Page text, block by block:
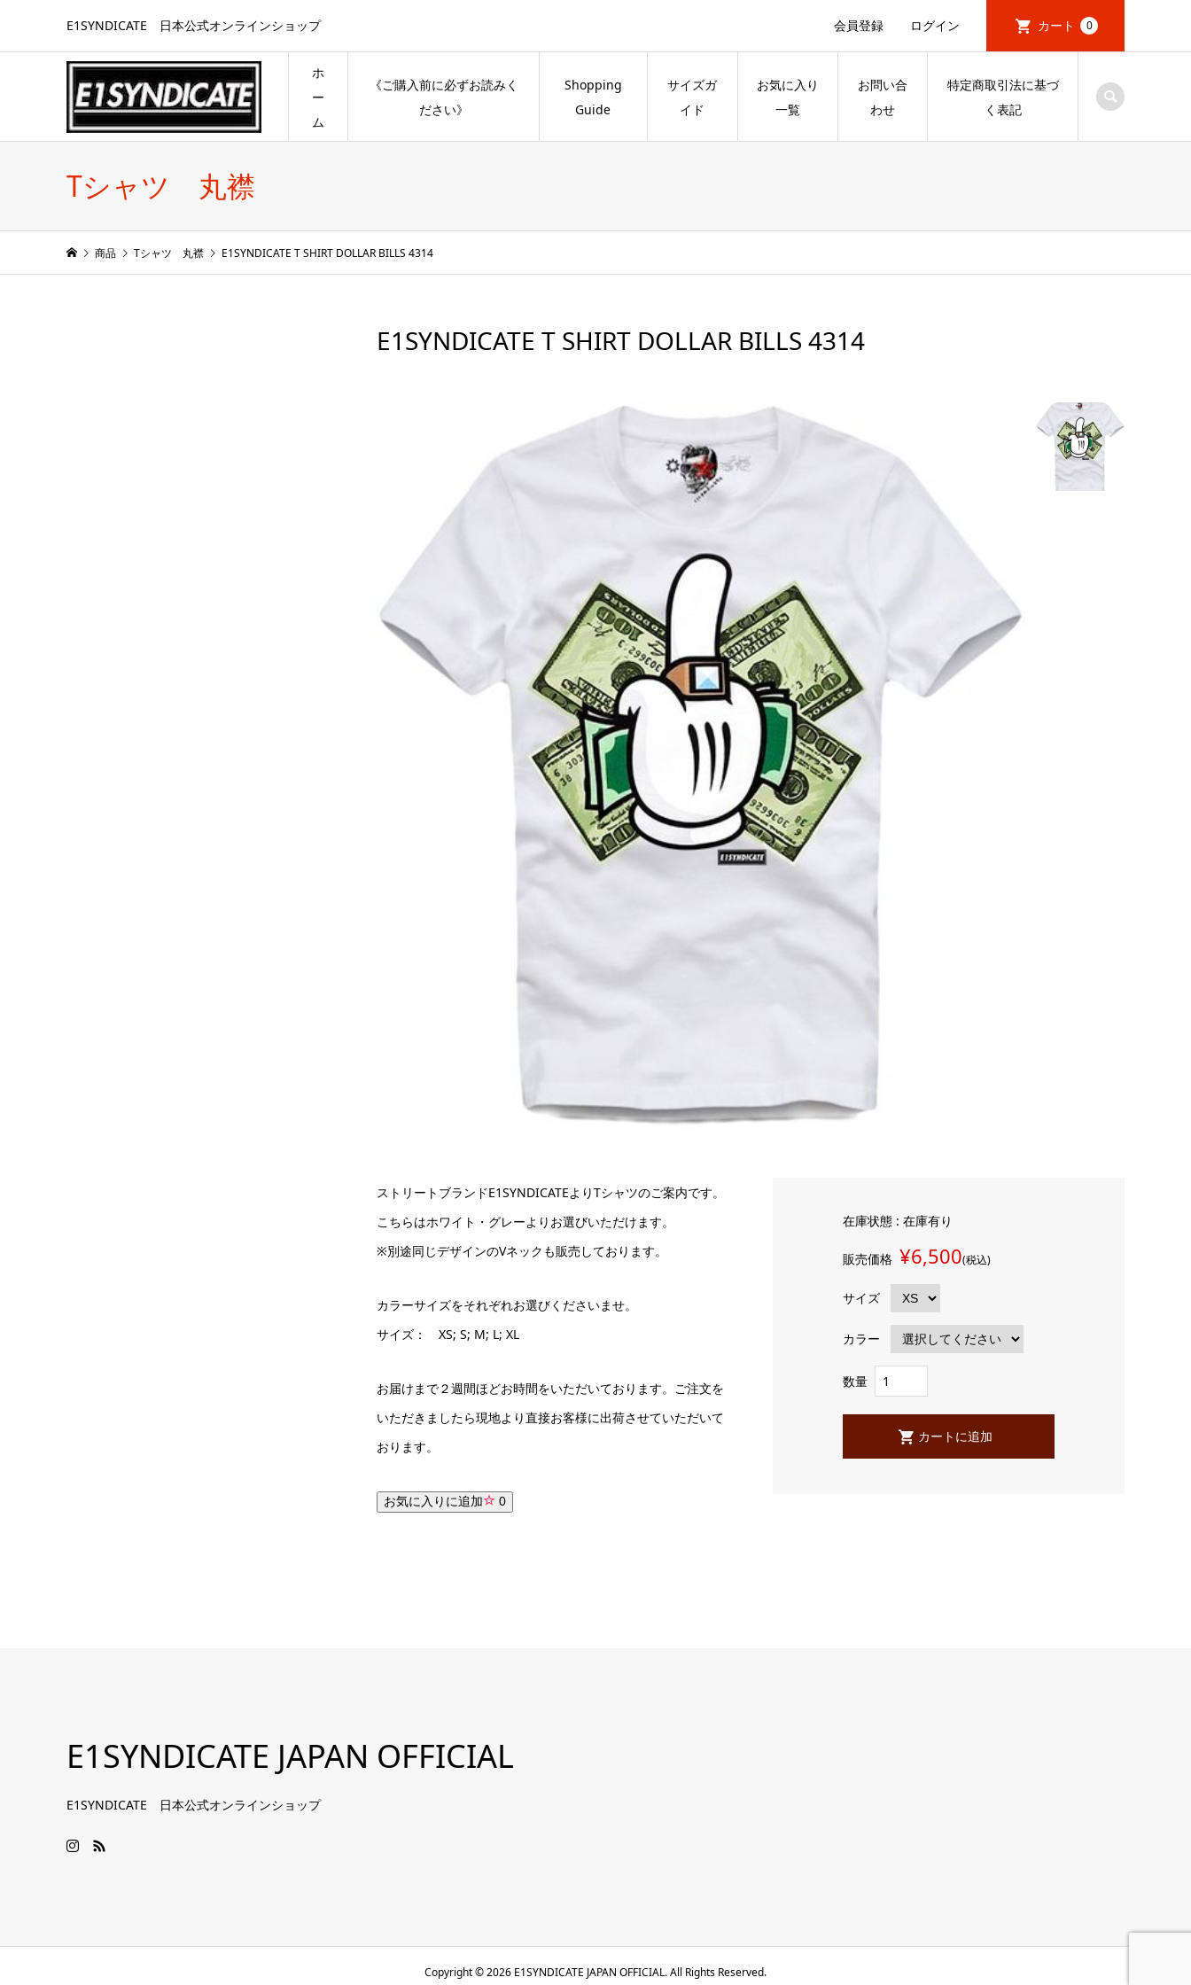
E1SYNDICATE 日本公式オンラインショップ 会員登録 ログイン カート 0
ホ
ー
ム
《ご購入前に必ずお読みく
ださい》
Shopping
Guide
サイズガ
イド
お気に入り
一覧
お問い合
わせ
特定商取引法に基づ
く表記
Tシャツ 丸襟
商品 Tシャツ 丸襟 E1SYNDICATE T SHIRT DOLLAR BILLS 4314
E1SYNDICATE T SHIRT DOLLAR BILLS 4314
ストリートブランドE1SYNDICATEよりTシャツのご案内です。
こちらはホワイト・グレーよりお選びいただけます。
※別途同じデザインのVネックも販売しております。
カラーサイズをそれぞれお選びくださいませ。
サイズ： XS; S; M; L; XL
お届けまで２週間ほどお時間をいただいております。ご注文を
いただきましたら現地より直接お客様に出荷させていただいて
おります。
お気に入りに追加 0
在庫状態 : 在庫有り
販売価格 ¥6,500(税込)
サイズ
カラー
数量
E1SYNDICATE JAPAN OFFICIAL
E1SYNDICATE 日本公式オンラインショップ
Copyright ©2026 E1SYNDICATE JAPAN OFFICIAL. All Rights Reserved.